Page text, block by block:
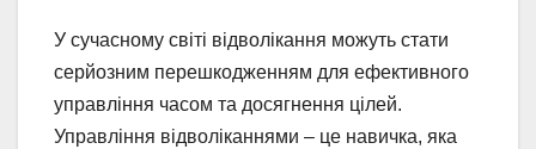
У сучасному світі відволікання можуть стати
серйозним перешкодженням для ефективного
управління часом та досягнення цілей.
Управління відволіканнями – це навичка, яка